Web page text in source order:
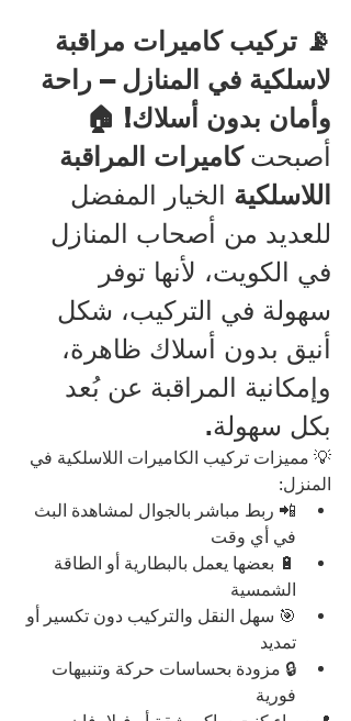
📡 تركيب كاميرات مراقبة
لاسلكية في المنازل – راحة
وأمان بدون أسلاك! 🏠
أصبحت كاميرات المراقبة
اللاسلكية الخيار المفضل
للعديد من أصحاب المنازل
في الكويت، لأنها توفر
سهولة في التركيب، شكل
أنيق بدون أسلاك ظاهرة،
وإمكانية المراقبة عن بُعد
بكل سهولة.
💡 مميزات تركيب الكاميرات اللاسلكية في
المنزل:
📲 ربط مباشر بالجوال لمشاهدة البث
في أي وقت
🔋 بعضها يعمل بالبطارية أو الطاقة
الشمسية
🎯 سهل النقل والتركيب دون تكسير أو
تمديد
🔒 مزودة بحساسات حركة وتنبيهات
فورية